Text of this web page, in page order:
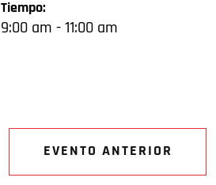
Tiempo:
9:00 am - 11:00 am
EVENTO ANTERIOR